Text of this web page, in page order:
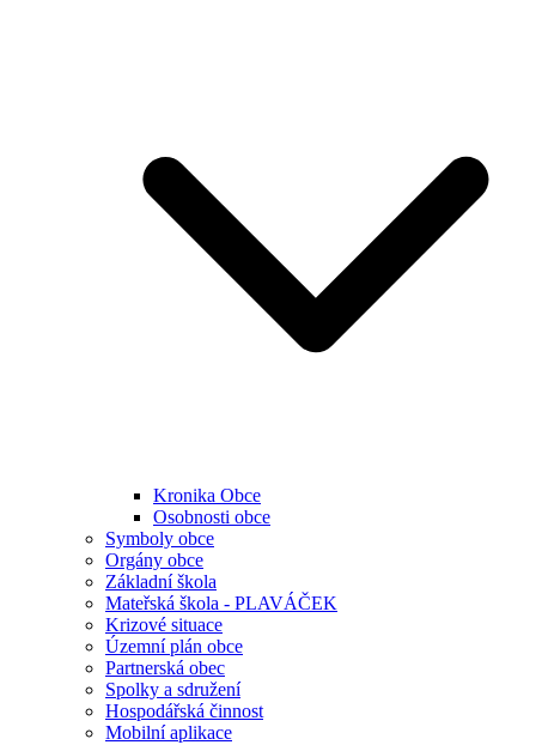
Kronika Obce
Osobnosti obce
Symboly obce
Orgány obce
Základní škola
Mateřská škola - PLAVÁČEK
Krizové situace
Územní plán obce
Partnerská obec
Spolky a sdružení
Hospodářská činnost
Mobilní aplikace